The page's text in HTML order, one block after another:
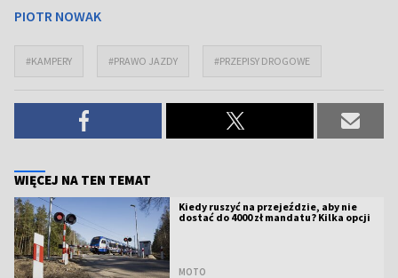
PIOTR NOWAK
#KAMPERY #PRAWO JAZDY #PRZEPISY DROGOWE
WIĘCEJ NA TEN TEMAT
Kiedy ruszyć na przejeździe, aby nie
dostać do 4000 zł mandatu? Kilka opcji
MOTO